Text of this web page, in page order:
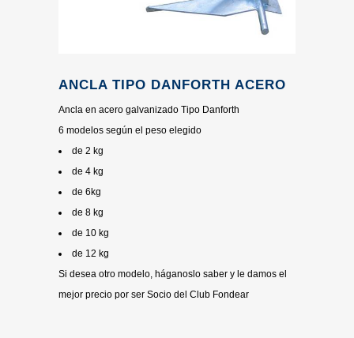
ANCLA TIPO DANFORTH ACERO
Ancla en acero galvanizado Tipo Danforth
6 modelos según el peso elegido
de 2 kg
de 4 kg
de 6kg
de 8 kg
de 10 kg
de 12 kg
Si desea otro modelo, háganoslo saber y le damos el
mejor precio por ser Socio del Club Fondear